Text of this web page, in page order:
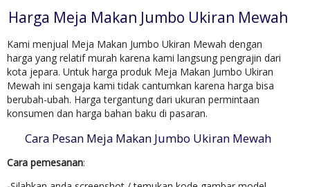
Harga Meja Makan Jumbo Ukiran Mewah
Kami menjual Meja Makan Jumbo Ukiran Mewah dengan
harga yang relatif murah karena kami langsung pengrajin dari
kota jepara. Untuk harga produk Meja Makan Jumbo Ukiran
Mewah ini sengaja kami tidak cantumkan karena harga bisa
berubah-ubah. Harga tergantung dari ukuran permintaan
konsumen dan harga bahan baku di pasaran.
Cara Pesan Meja Makan Jumbo Ukiran Mewah
Cara pemesanan: